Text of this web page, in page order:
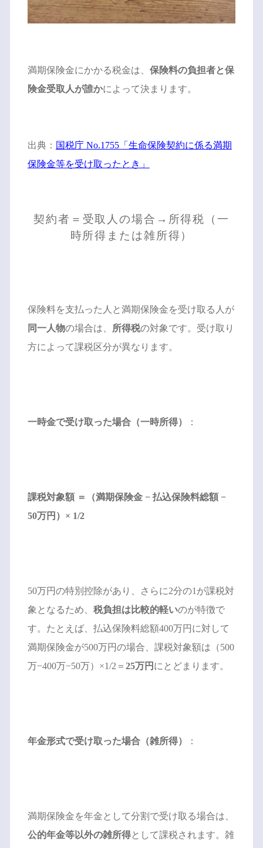
満期保険金にかかる税金は、 保険料の負担者と保
険金受取人が誰かによって決まります。
出典： 国税庁 No.1755「生命保険契約に係る満期
保険金等を受け取ったとき」
契約者＝受取人の場合→所得税（一
時所得または雑所得）
保険料を支払った人と満期保険金を受け取る人が
同一人物の場合は、 所得税の対象です。受け取り
方によって課税区分が異なります。
一時金で受け取った場合（一時所得） ：
課税対象額 ＝（満期保険金 − 払込保険料総額 −
50万円）× 1/2
50万円の特別控除があり、さらに2分の1が課税対
象となるため、 税負担は比較的軽いのが特徴で
す。たとえば、払込保険料総額400万円に対して
満期保険金が500万円の場合、課税対象額は（500
万−400万−50万）×1/2＝ 25万円 にとどまります。
年金形式で受け取った場合（雑所得） ：
満期保険金を年金として分割で受け取る場合は、
公的年金等以外の雑所得として課税されます。雑